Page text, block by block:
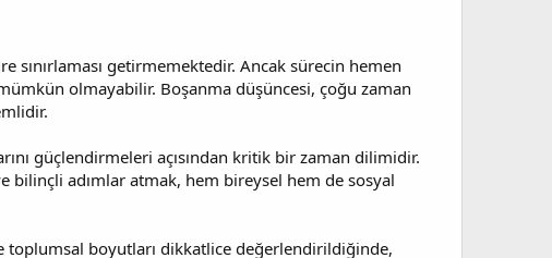
getirmemektedir. Ancak sürecin hemen
olmayabilir. Boşanma düşüncesi, çoğu zaman
güçlendirmeleri açısından kritik bir zaman dilimidir.
adımlar atmak, hem bireysel hem de sosyal
toplumsal boyutları dikkatlice değerlendirildiğinde,